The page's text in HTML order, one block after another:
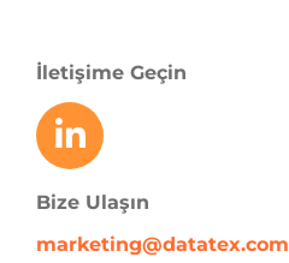
İletişime Geçin
Bize Ulaşın
marketing@datatex.com